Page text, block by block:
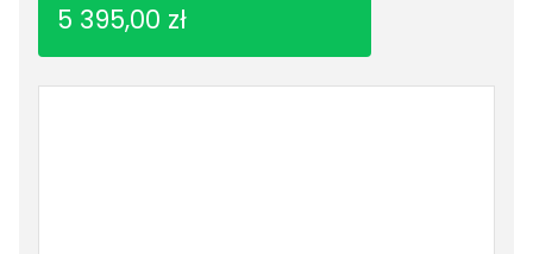
Głębokość:
Kolor drewna: dąb ribbeck
5 395,00 zł